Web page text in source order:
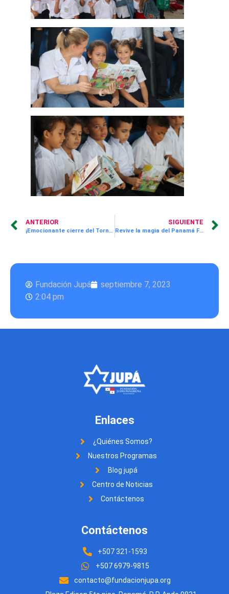
ANTERIOR
¡Emocionante cierre del Torneo de Pádel JUPÁ por la EDUCACIÓN a beneficio de la Fundación JUPÁ!
SIGUIENTE
Revive la magia del Panamá Fashion Week a beneficio de la Fundación JUPÁ
Fundación Jupá
septiembre 7, 2023
2:04 pm
Enlaces
¿Quiénes Somos?
Nuestros Programas
Blog jupá
Centro de Noticias
Contáctenos
Contáctenos
+507 321-1593
+507 6979-9815
contacto@fundacionjupa.org